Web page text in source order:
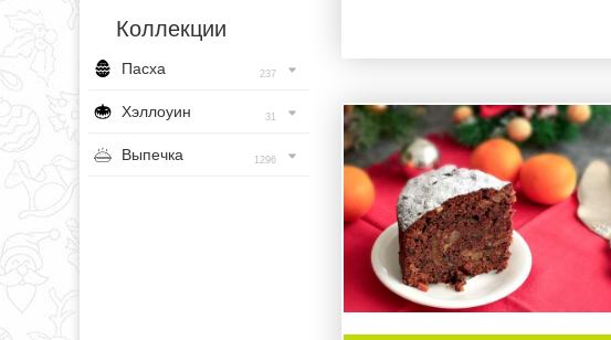
Коллекции
Пасха 237
Хэллоуин 31
Выпечка 1296